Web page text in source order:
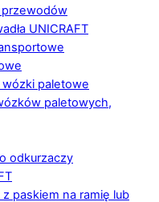
przewodów
UNICRAFT
paletowe
paletowych,
odkurzaczy
paskiem na ramię lub